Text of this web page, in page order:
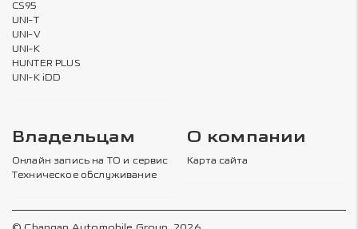
CS95
UNI-T
UNI-V
UNI-K
HUNTER PLUS
UNI-K iDD
Владельцам
Онлайн запись на ТО и сервис
Техническое обслуживание
О компании
Карта сайта